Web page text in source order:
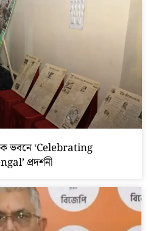
ভবনে ‘Celebrating
প্রদর্শনী